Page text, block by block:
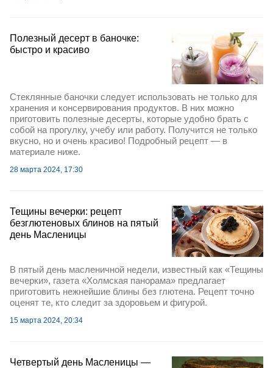
Полезный десерт в баночке:
быстро и красиво
Стеклянные баночки следует использовать не только для
хранения и консервирования продуктов. В них можно
приготовить полезные десерты, которые удобно брать с
собой на прогулку, учебу или работу. Получится не только
вкусно, но и очень красиво! Подробный рецепт — в
материале ниже.
28 марта 2024, 17:30
Тещины вечерки: рецепт
безглютеновых блинов на пятый
день Масленицы
В пятый день масленичной недели, известный как «Тещины
вечерки», газета «Холмская панорама» предлагает
приготовить нежнейшие блины без глютена. Рецепт точно
оценят те, кто следит за здоровьем и фигурой.
15 марта 2024, 20:34
Четвертый день Масленицы —